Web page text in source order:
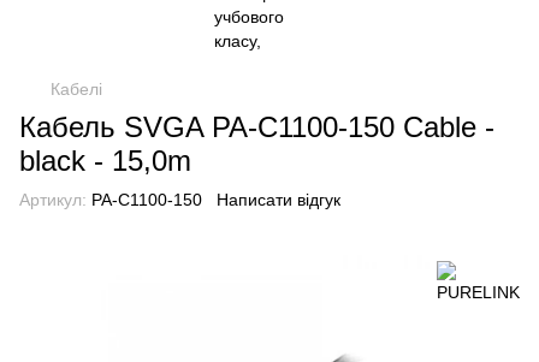
Кабелі
Кабель SVGA PA-C1100-150 Cable -
black - 15,0m
Артикул: PA-C1100-150 Написати відгук